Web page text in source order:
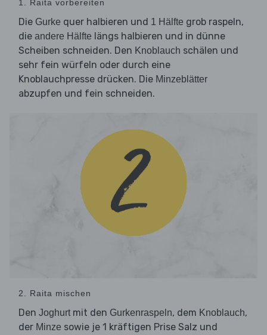
1. Raita vorbereiten
Die Gurke quer halbieren und 1 Hälfte grob raspeln,
die andere Hälfte längs halbieren und in dünne
Scheiben schneiden. Den Knoblauch schälen und
sehr fein würfeln oder durch eine
Knoblauchpresse drücken. Die Minzeblätter
abzupfen und fein schneiden.
2. Raita mischen
Den Joghurtmit den Gurkenraspeln, dem Knoblauch,
der Minze sowie je 1 kräftigen Prise Salz und